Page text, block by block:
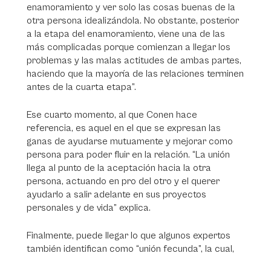
enamoramiento y ver solo las cosas buenas de la
otra persona idealizándola. No obstante, posterior
a la etapa del enamoramiento, viene una de las
más complicadas porque comienzan a llegar los
problemas y las malas actitudes de ambas partes,
haciendo que la mayoría de las relaciones terminen
antes de la cuarta etapa”.
Ese cuarto momento, al que Conen hace
referencia, es aquel en el que se expresan las
ganas de ayudarse mutuamente y mejorar como
persona para poder fluir en la relación. “La unión
llega al punto de la aceptación hacia la otra
persona, actuando en pro del otro y el querer
ayudarlo a salir adelante en sus proyectos
personales y de vida” explica.
Finalmente, puede llegar lo que algunos expertos
también identifican como “unión fecunda”, la cual,